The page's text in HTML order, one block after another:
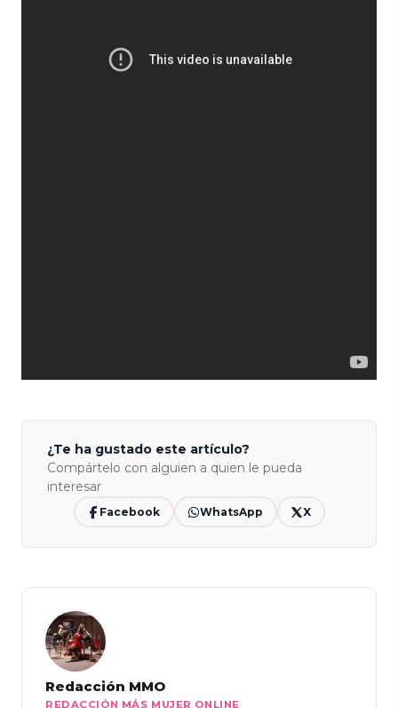
¿Te ha gustado este artículo?
Compártelo con alguien a quien le pueda
interesar
Facebook WhatsApp X
Redacción MMO
REDACCIÓN MÁS MUJER ONLINE